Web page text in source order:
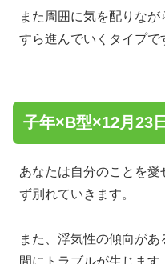
また周囲に気を配りな
すら進んでいくタイプで
子年×B型×12月23
あなたは自分のことを愛
ず別れていきます。
また、浮気性の傾向が